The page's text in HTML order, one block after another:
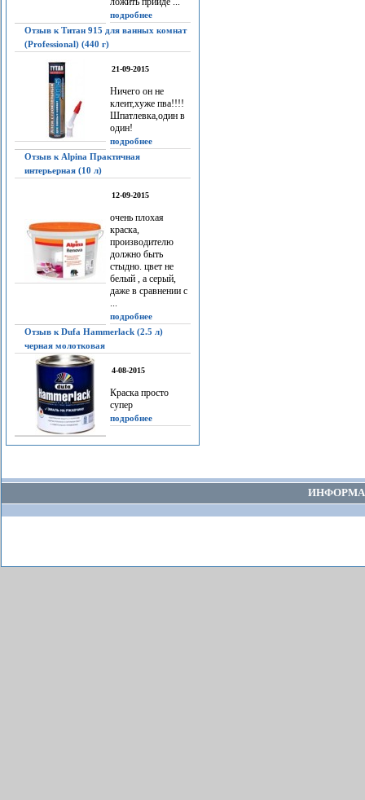
подробнее
Отзыв к Титан 915 для ванных комнат
(Professional) (440 г)
21-09-2015
Ничего он не
клеит,хуже пва!!!!
Шпатлевка,один в
один!
подробнее
Отзыв к Alpina Практичная
интерьерная (10 л)
12-09-2015
очень плохая
краска,
производителю
должно быть
стыдно. цвет не
белый , а серый,
даже в сравнении с
...
подробнее
Отзыв к Dufa Hammerlack (2.5 л)
черная молотковая
4-08-2015
Краска просто
супер
подробнее